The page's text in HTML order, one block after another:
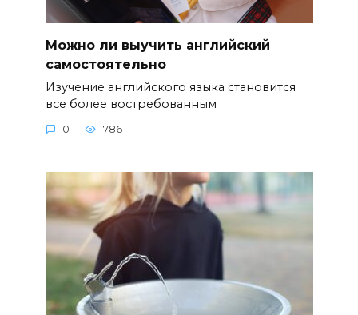
Можно ли выучить английский
самостоятельно
Изучение английского языка становится
все более востребованным
0 786